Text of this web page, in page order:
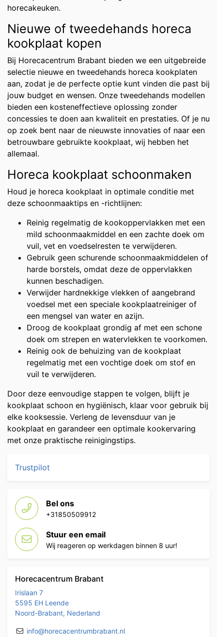
horecakeuken.
Nieuwe of tweedehands horeca
kookplaat kopen
Bij Horecacentrum Brabant bieden we een uitgebreide
selectie nieuwe en tweedehands horeca kookplaten
aan, zodat je de perfecte optie kunt vinden die past bij
jouw budget en wensen. Onze tweedehands modellen
bieden een kosteneffectieve oplossing zonder
concessies te doen aan kwaliteit en prestaties. Of je nu
op zoek bent naar de nieuwste innovaties of naar een
betrouwbare gebruikte kookplaat, wij hebben het
allemaal.
Horeca kookplaat schoonmaken
Houd je horeca kookplaat in optimale conditie met
deze schoonmaaktips en -richtlijnen:
Reinig regelmatig de kookoppervlakken met een
mild schoonmaakmiddel en een zachte doek om
vuil, vet en voedselresten te verwijderen.
Gebruik geen schurende schoonmaakmiddelen of
harde borstels, omdat deze de oppervlakken
kunnen beschadigen.
Verwijder hardnekkige vlekken of aangebrand
voedsel met een speciale kookplaatreiniger of
een mengsel van water en azijn.
Droog de kookplaat grondig af met een schone
doek om strepen en watervlekken te voorkomen.
Reinig ook de behuizing van de kookplaat
regelmatig met een vochtige doek om stof en
vuil te verwijderen.
Door deze eenvoudige stappen te volgen, blijft je
kookplaat schoon en hygiënisch, klaar voor gebruik bij
elke kooksessie. Verleng de levensduur van je
kookplaat en garandeer een optimale kookervaring
met onze praktische reinigingstips.
Trustpilot
Bel ons
+31850509912
Stuur een email
Wij reageren op werkdagen binnen 8 uur!
Horecacentrum Brabant
Irislaan 7
5595 EH Leende
Noord-Brabant, Nederland
info@horecacentrumbrabant.nl